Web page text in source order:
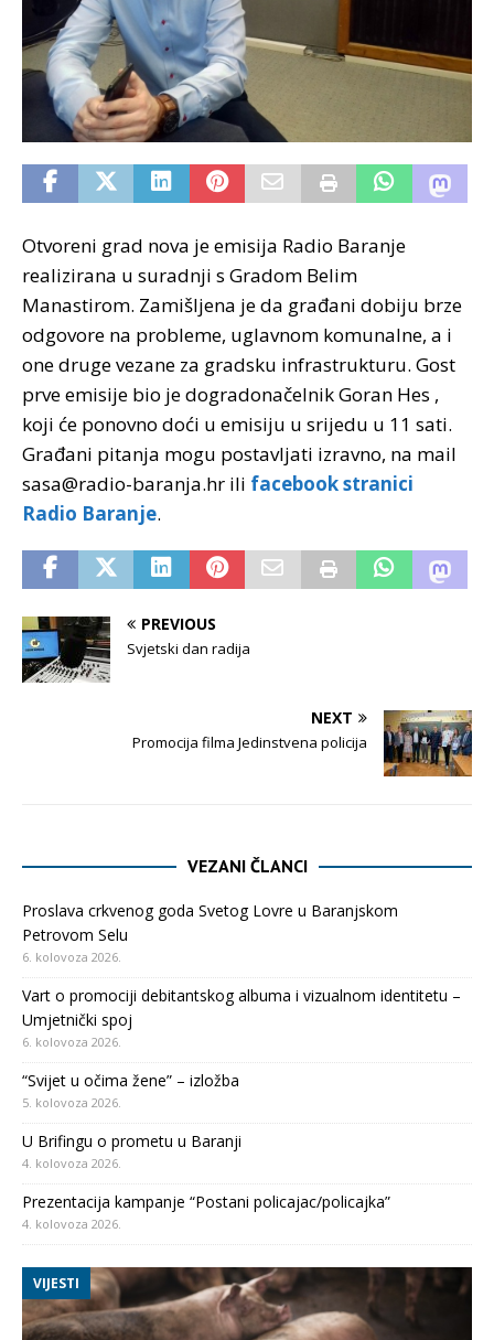
Otvoreni grad nova je emisija Radio Baranje
realizirana u suradnji s Gradom Belim
Manastirom. Zamišljena je da građani dobiju brze
odgovore na probleme, uglavnom komunalne, a i
one druge vezane za gradsku infrastrukturu. Gost
prve emisije bio je dogradonačelnik Goran Hes ,
koji će ponovno doći u emisiju u srijedu u 11 sati.
Građani pitanja mogu postavljati izravno, na mail
sasa@radio-baranja.hr ili facebook stranici
Radio Baranje.
PREVIOUS
Svjetski dan radija
NEXT
Promocija filma Jedinstvena policija
VEZANI ČLANCI
Proslava crkvenog goda Svetog Lovre u Baranjskom
Petrovom Selu
6. kolovoza 2026.
Vart o promociji debitantskog albuma i vizualnom identitetu –
Umjetnički spoj
6. kolovoza 2026.
“Svijet u očima žene” – izložba
5. kolovoza 2026.
U Brifingu o prometu u Baranji
4. kolovoza 2026.
Prezentacija kampanje “Postani policajac/policajka”
4. kolovoza 2026.
VIJESTI